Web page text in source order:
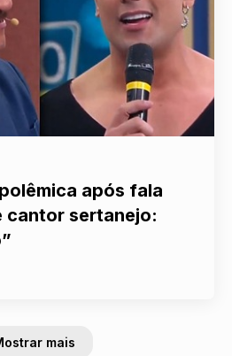
após fala
cantor sertanejo:
mais